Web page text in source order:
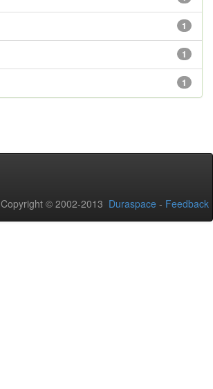
1
1
1
Copyright © 2002-2013 Duraspace - Feedback